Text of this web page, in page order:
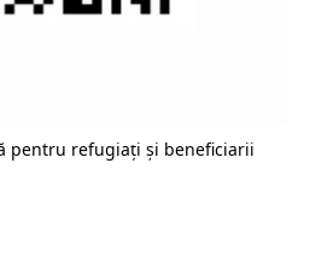
pentru refugiați și beneficiarii